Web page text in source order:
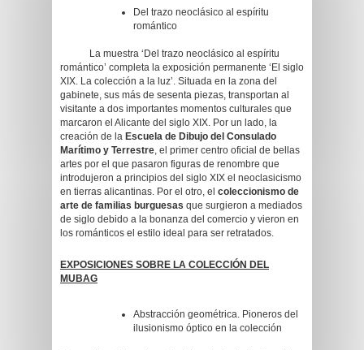
Del trazo neoclásico al espíritu
romántico
La muestra ‘Del trazo neoclásico al espíritu
romántico’ completa la exposición permanente ‘El siglo
XIX. La colección a la luz’. Situada en la zona del
gabinete, sus más de sesenta piezas, transportan al
visitante a dos importantes momentos culturales que
marcaron el Alicante del siglo XIX. Por un lado, la
creación de la Escuela de Dibujo del Consulado
Marítimo y Terrestre, el primer centro oficial de bellas
artes por el que pasaron figuras de renombre que
introdujeron a principios del siglo XIX el neoclasicismo
en tierras alicantinas. Por el otro, el coleccionismo de
arte de familias burguesas que surgieron a mediados
de siglo debido a la bonanza del comercio y vieron en
los románticos el estilo ideal para ser retratados.
EXPOSICIONES SOBRE LA COLECCIÓN DEL
MUBAG
Abstracción geométrica. Pioneros del
ilusionismo óptico en la colección